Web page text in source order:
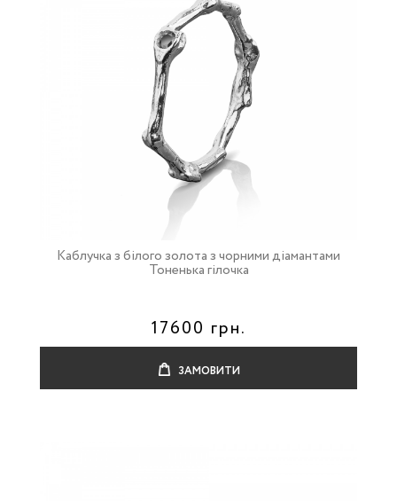
Каблучка з білого золота з чорними діамантами
Тоненька гілочка
17600 грн.
ЗАМОВИТИ